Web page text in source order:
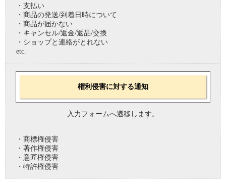
・支払い
・商品の発送/到着日時について
・商品が届かない
・キャンセル/返金/返品/交換
・ショップと連絡がとれない
etc.
権利侵害に対する通知
入力フォームへ遷移します。
・商標権侵害
・著作権侵害
・意匠権侵害
・特許権侵害